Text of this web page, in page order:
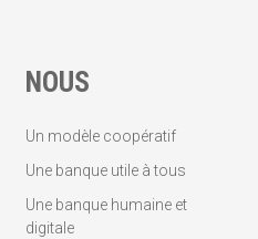
NOUS
Un modèle coopératif
Une banque utile à tous
Une banque humaine et
digitale